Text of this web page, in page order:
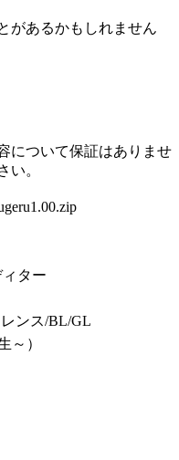
があるかもしれません
について保証はありませ
い。
ター
ンス/BL/GL
～）